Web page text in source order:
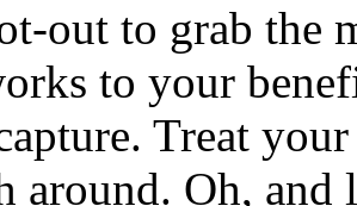
out to grab the
to your
Treat
around. Oh,